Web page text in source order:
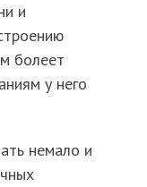
и
болеет
у него
немало и